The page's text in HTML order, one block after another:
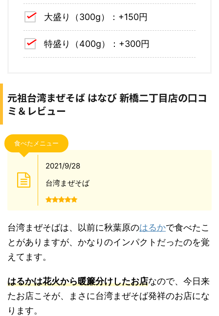
大盛り（300g）：+150円
特盛り（400g）：+300円
元祖台湾まぜそば はなび 新橋二丁目店の口コ
ミ＆レビュー
食べたメニュー
2021/9/28
台湾まぜそば
台湾まぜそばは、以前に秋葉原のはるかで食べたこ
とがありますが、かなりのインパクトだったのを覚
えてます。
はるかは花火から暖簾分けしたお店なので、今日来
たお店こそが、まさに台湾まぜそば発祥のお店にな
ります。